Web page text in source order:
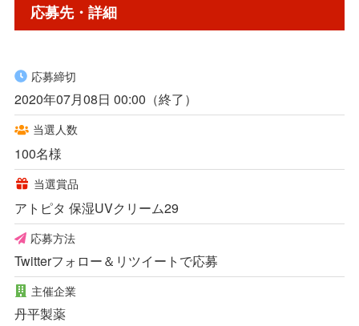
応募先・詳細
応募締切
2020年07月08日 00:00（終了）
当選人数
100名様
当選賞品
アトピタ 保湿UVクリーム29
応募方法
Twitterフォロー＆リツイートで応募
主催企業
丹平製薬